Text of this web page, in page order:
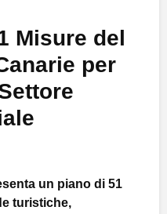
Misure del
per
un piano di 51
turistiche,